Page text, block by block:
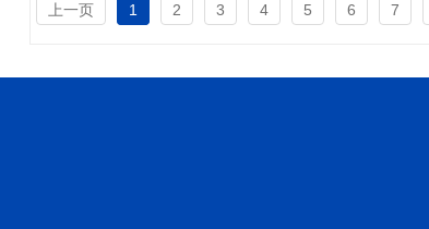
上一页 1 2 3 4 5 6 7